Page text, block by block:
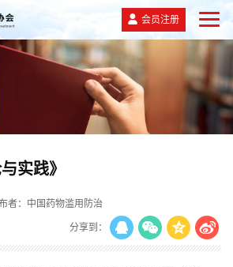
会员注册
实践》
者：中国药物滥用防治
分享到：